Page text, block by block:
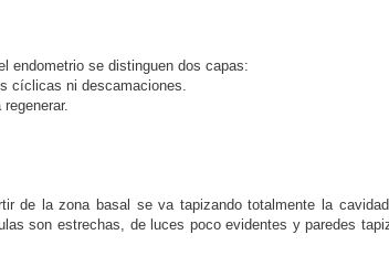
endometrio se distinguen dos capas:
cíclicas ni descamaciones.
de la zona basal se va tapizando totalmente la
son estrechas, de luces poco evidentes y paredes